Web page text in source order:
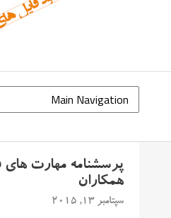
پرسشنامه مهارت
همکاران
سپتامبر 13, 2015